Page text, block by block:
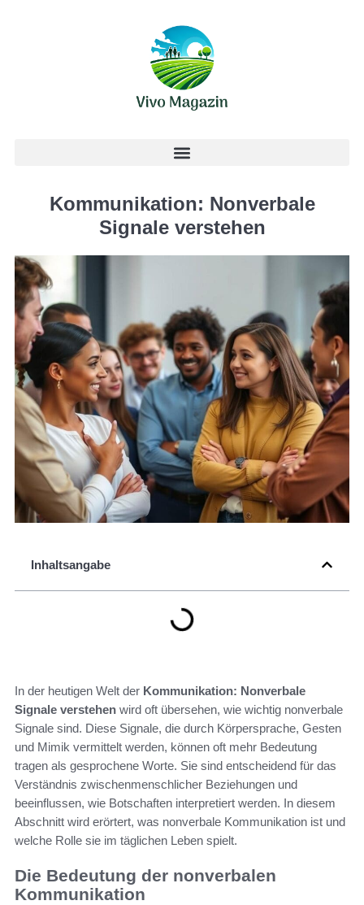
Kommunikation: Nonverbale
Signale verstehen
Inhaltsangabe
In der heutigen Welt der Kommunikation: Nonverbale
Signale verstehen wird oft übersehen, wie wichtig nonverbale
Signale sind. Diese Signale, die durch Körpersprache, Gesten
und Mimik vermittelt werden, können oft mehr Bedeutung
tragen als gesprochene Worte. Sie sind entscheidend für das
Verständnis zwischenmenschlicher Beziehungen und
beeinflussen, wie Botschaften interpretiert werden. In diesem
Abschnitt wird erörtert, was nonverbale Kommunikation ist und
welche Rolle sie im täglichen Leben spielt.
Die Bedeutung der nonverbalen
Kommunikation